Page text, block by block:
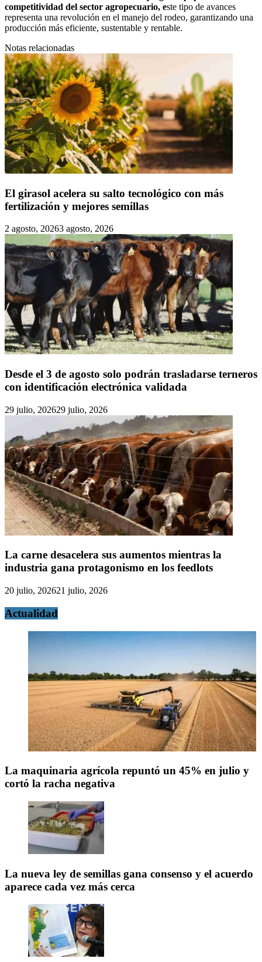
competitividad del sector agropecuario, este tipo de avances
representa una revolución en el manejo del rodeo, garantizando una
producción más eficiente, sustentable y rentable.
Notas relacionadas
El girasol acelera su salto tecnológico con más
fertilización y mejores semillas
2 agosto, 20263 agosto, 2026
Desde el 3 de agosto solo podrán trasladarse terneros
con identificación electrónica validada
29 julio, 202629 julio, 2026
La carne desacelera sus aumentos mientras la
industria gana protagonismo en los feedlots
20 julio, 202621 julio, 2026
Actualidad
La maquinaria agrícola repuntó un 45% en julio y
cortó la racha negativa
La nueva ley de semillas gana consenso y el acuerdo
aparece cada vez más cerca